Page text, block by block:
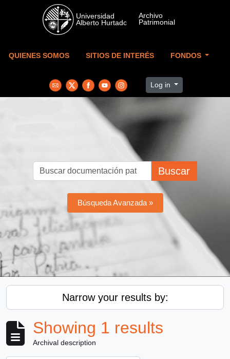
Skip to main content
QUIENES SOMOS SITIOS DE INTERÉS FONDOS
Log in
Buscar
Búsqueda Avanzada »
Narrow your results by:
Showing 1 results
Archival description